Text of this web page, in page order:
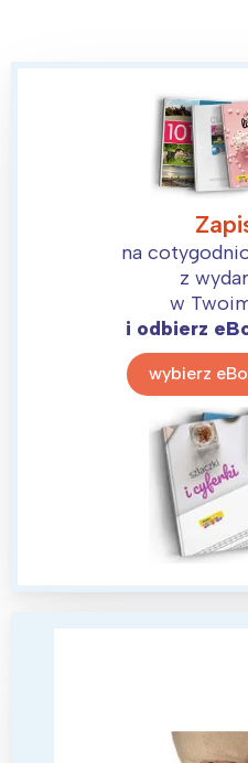
na
z
w
i odbierz
wybierz